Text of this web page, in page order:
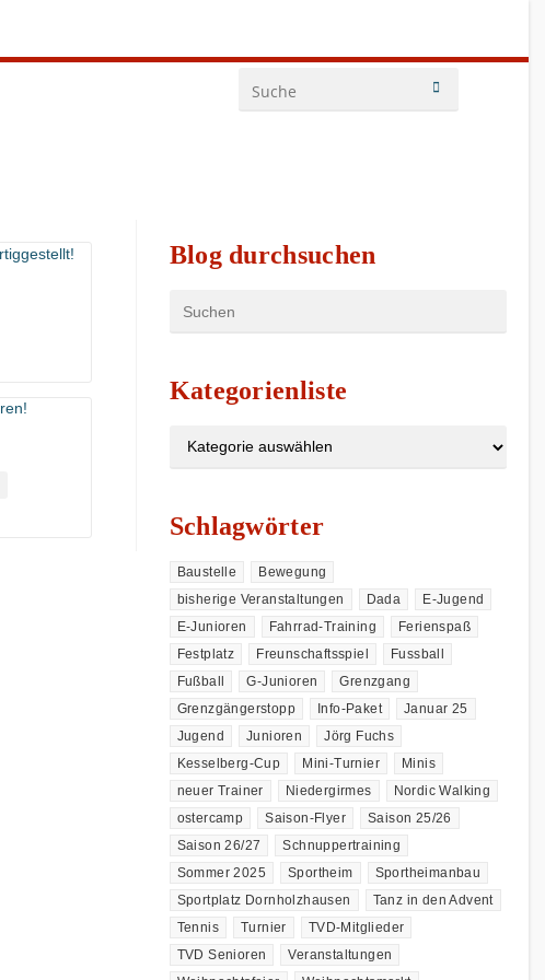
Blog durchsuchen
Kategorienliste
Schlagwörter
Baustelle
Bewegung
bisherige Veranstaltungen
Dada
E-Jugend
E-Junioren
Fahrrad-Training
Ferienspaß
Festplatz
Freunschaftsspiel
Fussball
Fußball
G-Junioren
Grenzgang
Grenzgängerstopp
Info-Paket
Januar 25
Jugend
Junioren
Jörg Fuchs
Kesselberg-Cup
Mini-Turnier
Minis
neuer Trainer
Niedergirmes
Nordic Walking
ostercamp
Saison-Flyer
Saison 25/26
Saison 26/27
Schnuppertraining
Sommer 2025
Sportheim
Sportheimanbau
Sportplatz Dornholzhausen
Tanz in den Advent
Tennis
Turnier
TVD-Mitglieder
TVD Senioren
Veranstaltungen